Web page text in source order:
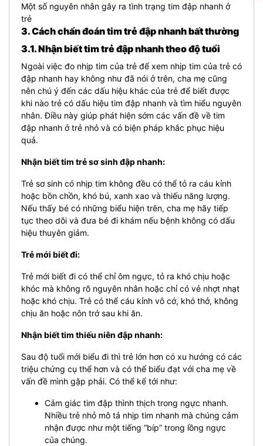
Một số nguyên nhân gây ra tình trạng tim đập nhanh ở
trẻ
3. Cách chẩn đoán tim trẻ đập nhanh bất thường
3.1. Nhận biết tim trẻ đập nhanh theo độ tuổi
Ngoài việc đo nhịp tim của trẻ để xem nhịp tim của trẻ có
đập nhanh hay không như đã nói ở trên, cha mẹ cũng
nên chú ý đến các dấu hiệu khác của trẻ để biết được
khi nào trẻ có dấu hiệu tim đập nhanh và tìm hiểu nguyên
nhân. Điều này giúp phát hiện sớm các vấn đề về tim
đập nhanh ở trẻ nhỏ và có biện pháp khắc phục hiệu
quả.
Nhận biết tim trẻ sơ sinh đập nhanh:
Trẻ sơ sinh có nhịp tim không đều có thể tỏ ra cáu kỉnh
hoặc bồn chồn, khó bú, xanh xao và thiếu năng lượng.
Nếu thấy bé có những biểu hiện trên, cha mẹ hãy tiếp
tục theo dõi và đưa bé đi khám nếu bệnh không có dấu
hiệu thuyên giảm.
Trẻ mới biết đi:
Trẻ mới biết đi có thể chỉ ôm ngực, tỏ ra khó chịu hoặc
khóc mà không rõ nguyên nhân hoặc chỉ có vẻ nhợt nhạt
hoặc khó chịu. Trẻ có thể cáu kỉnh vô cớ, khó thở, không
chịu ăn hoặc nôn trớ sau khi ăn.
Nhận biết tim thiếu niên đập nhanh:
Sau độ tuổi mới biểu đi thì trẻ lớn hơn có xu hướng có các
triệu chứng cụ thể hơn và có thể biểu đạt với cha mẹ về
vấn đề mình gặp phải. Có thể kể tới như:
Cảm giác tim đập thình thịch trong ngực nhanh.
Nhiều trẻ nhỏ mô tả nhịp tim nhanh mà chúng cảm
nhận được như một tiếng “bíp” trong lồng ngực
của chúng.